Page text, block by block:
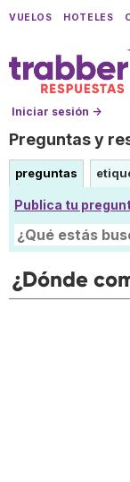
VUELOS HOTELES
Iniciar sesión →
Preguntas y
preguntas
Publica tu
¿Dónde